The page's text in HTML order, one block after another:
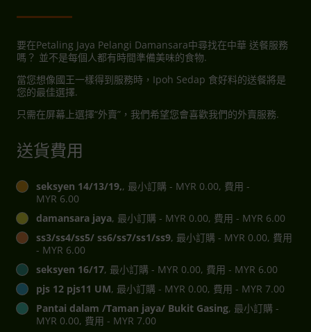
要在Petaling Jaya Pelangi Damansara中尋找在中華 送餐服務
嗎？ 並不是每個人都有時間準備美味的食物.
當您想像國王一樣得到服務時，Ipoh Sedap 食好料的送餐將是
您的最佳選擇.
只需在屏幕上選擇“外賣”，我們希望您會喜歡我們的外賣服務.
送貨費用
seksyen 14/13/19,, 最小訂購 - MYR 0.00, 費用 -
MYR 6.00
damansara jaya, 最小訂購 - MYR 0.00, 費用 - MYR 6.00
ss3/ss4/ss5/ ss6/ss7/ss1/ss9, 最小訂購 - MYR 0.00, 費用
- MYR 6.00
seksyen 16/17, 最小訂購 - MYR 0.00, 費用 - MYR 6.00
pjs 12 pjs11 UM, 最小訂購 - MYR 0.00, 費用 - MYR 7.00
Pantai dalam /Taman jaya/ Bukit Gasing, 最小訂購 -
MYR 0.00, 費用 - MYR 7.00